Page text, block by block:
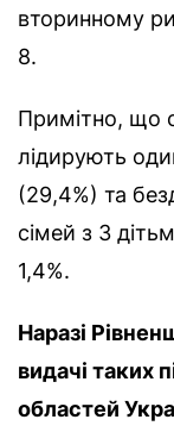
вторинному
8.
Примітно, що
лідирують
(29,4%) та
сімей з 3
1,4%.
Наразі
видачі таких
областей